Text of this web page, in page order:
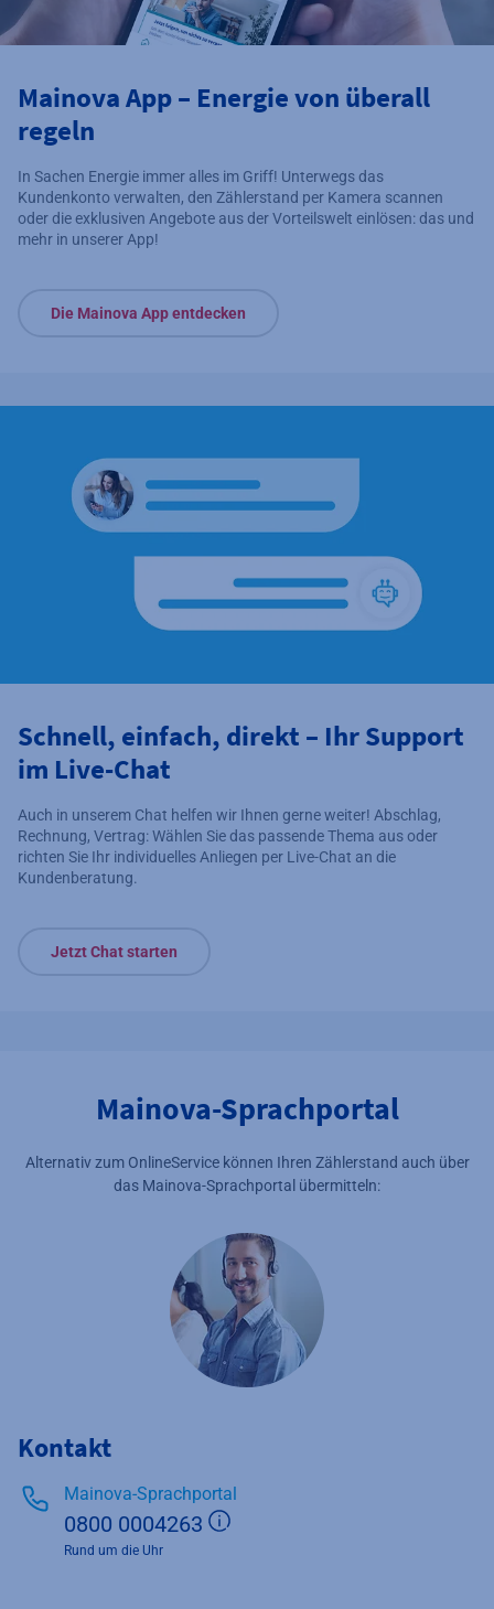
Mainova App – Energie von überall
regeln
In Sachen Energie immer alles im Griff! Unterwegs das
Kundenkonto verwalten, den Zählerstand per Kamera scannen
oder die exklusiven Angebote aus der Vorteilswelt einlösen: das und
mehr in unserer App!
Die Mainova App entdecken
Schnell, einfach, direkt – Ihr Support
im Live-Chat
Auch in unserem Chat helfen wir Ihnen gerne weiter! Abschlag,
Rechnung, Vertrag: Wählen Sie das passende Thema aus oder
richten Sie Ihr individuelles Anliegen per Live-Chat an die
Kundenberatung.
Jetzt Chat starten
Mainova-Sprachportal
Alternativ zum OnlineService können Ihren Zählerstand auch über
das Mainova-Sprachportal übermitteln:
Kontakt
Mainova-Sprachportal
0800 0004263
Rund um die Uhr